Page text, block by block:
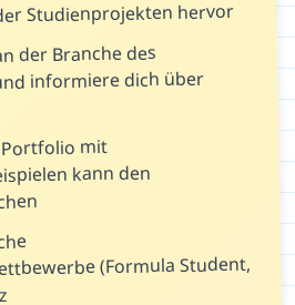
Studienprojekten hervor
der Branche des
informiere dich über
mit
kann den
(Formula Student,